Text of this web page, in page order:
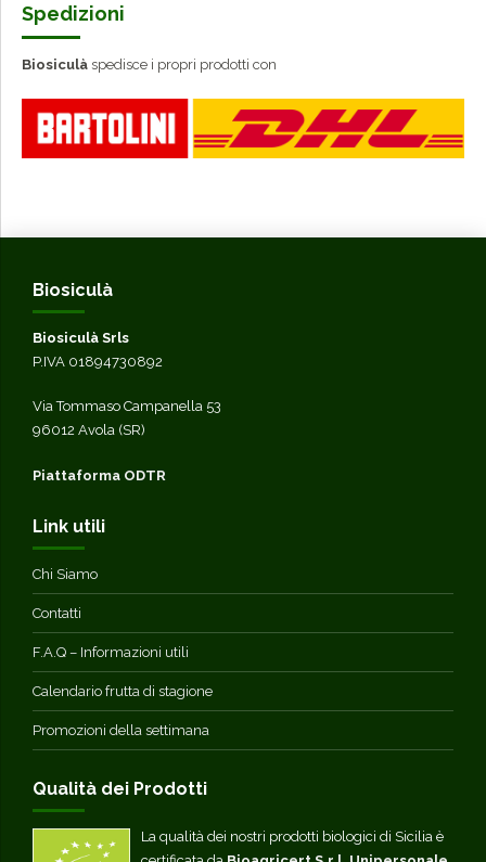
Spedizioni
Biosiculà spedisce i propri prodotti con
Biosiculà
Biosiculà Srls
P.IVA 01894730892
Via Tommaso Campanella 53
96012 Avola (SR)
Piattaforma ODTR
Link utili
Chi Siamo
Contatti
F.A.Q – Informazioni utili
Calendario frutta di stagione
Promozioni della settimana
Qualità dei Prodotti
La qualità dei nostri prodotti biologici di Sicilia è